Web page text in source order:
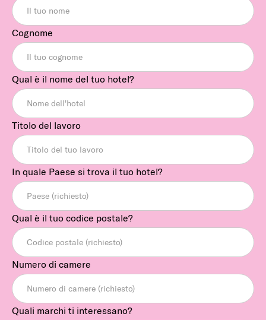
Cognome
Qual è il nome del tuo hotel?
Titolo del lavoro
In quale Paese si trova il tuo hotel?
Qual è il tuo codice postale?
Numero di camere
Quali marchi ti interessano?